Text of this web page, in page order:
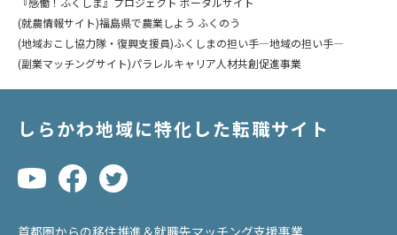
しらかわ地域に特化した転職サイト
首都圏からの移住推進＆就職先マッチング支援事業
(就農情報サイト)福島県で農業しよう ふくのう
(地域おこし協力隊・復興支援員)ふくしまの担い手―地域の担い手―
(副業マッチングサイト)パラレルキャリア人材共創促進事業